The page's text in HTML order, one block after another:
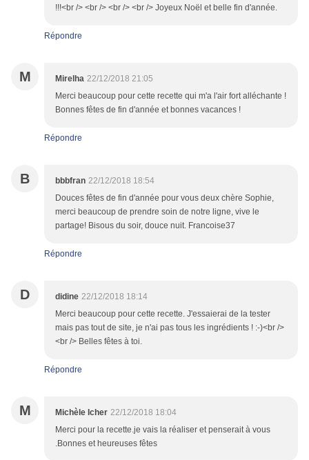
!!!<br /> <br /> <br /> <br /> Joyeux Noël et belle fin d'année.
Répondre
M Mirelha 22/12/2018 21:05
Merci beaucoup pour cette recette qui m'a l'air fort alléchante !
Bonnes fêtes de fin d'année et bonnes vacances !
Répondre
B bbbfran 22/12/2018 18:54
Douces fêtes de fin d'année pour vous deux chère Sophie,
merci beaucoup de prendre soin de notre ligne, vive le
partage! Bisous du soir, douce nuit. Francoise37
Répondre
D didine 22/12/2018 18:14
Merci beaucoup pour cette recette. J'essaierai de la tester
mais pas tout de site, je n'ai pas tous les ingrédients ! :-)<br />
<br /> Belles fêtes à toi.
Répondre
M Michèle Icher 22/12/2018 18:04
Merci pour la recette.je vais la réaliser et penserait à vous
.Bonnes et heureuses fêtes